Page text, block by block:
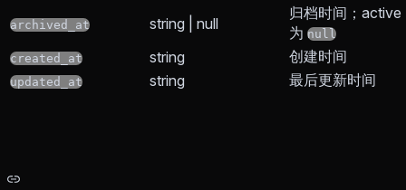
archived_at string | null
归档时间；active
为 null
created_at
string 创建时间
updated_at string 最后更新时间